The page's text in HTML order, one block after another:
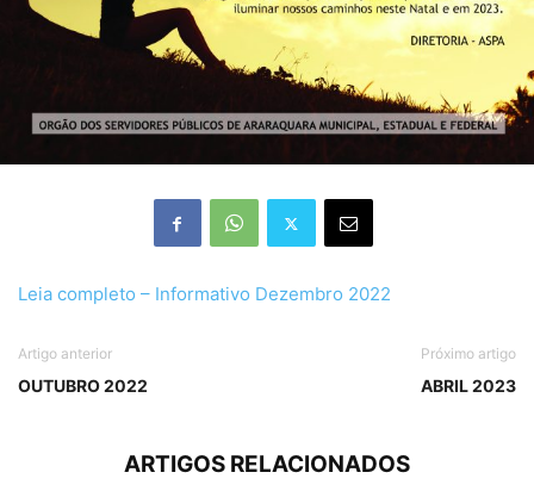
Leia completo – Informativo Dezembro 2022
Artigo anterior
OUTUBRO 2022
Próximo artigo
ABRIL 2023
ARTIGOS RELACIONADOS